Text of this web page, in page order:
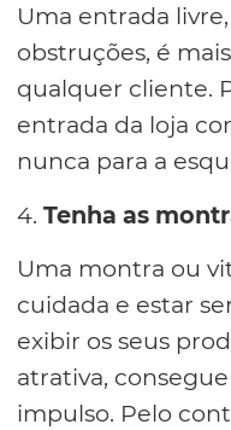
Uma entrada
obstruções, é
qualquer cliente.
entrada da loja
nunca para a
4. Tenha as
Uma montra ou
cuidada e estar
exibir os seus
atrativa,
impulso. Pelo